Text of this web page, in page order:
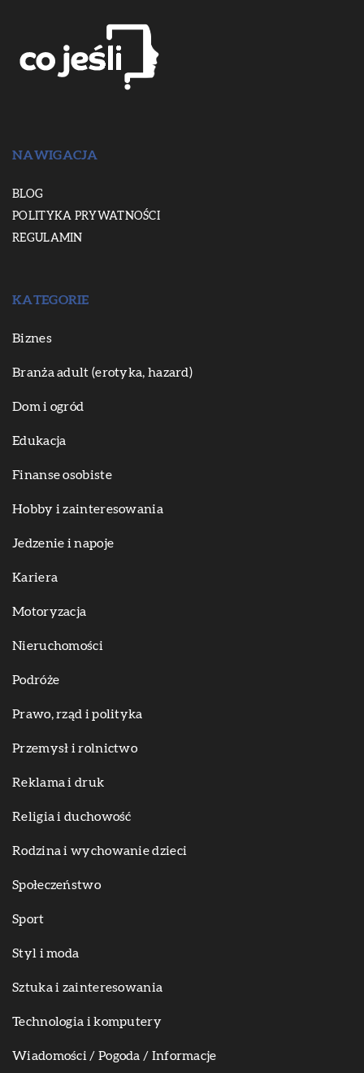
NAWIGACJA
BLOG
POLITYKA PRYWATNOŚCI
REGULAMIN
KATEGORIE
Biznes
Branża adult (erotyka, hazard)
Dom i ogród
Edukacja
Finanse osobiste
Hobby i zainteresowania
Jedzenie i napoje
Kariera
Motoryzacja
Nieruchomości
Podróże
Prawo, rząd i polityka
Przemysł i rolnictwo
Reklama i druk
Religia i duchowość
Rodzina i wychowanie dzieci
Społeczeństwo
Sport
Styl i moda
Sztuka i zainteresowania
Technologia i komputery
Wiadomości / Pogoda / Informacje